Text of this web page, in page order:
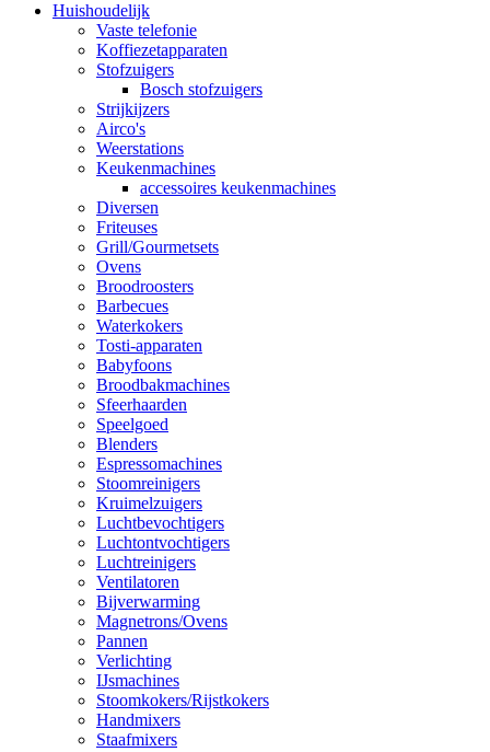
Huishoudelijk
Vaste telefonie
Koffiezetapparaten
Stofzuigers
Bosch stofzuigers
Strijkijzers
Airco's
Weerstations
Keukenmachines
accessoires keukenmachines
Diversen
Friteuses
Grill/Gourmetsets
Ovens
Broodroosters
Barbecues
Waterkokers
Tosti-apparaten
Babyfoons
Broodbakmachines
Sfeerhaarden
Speelgoed
Blenders
Espressomachines
Stoomreinigers
Kruimelzuigers
Luchtbevochtigers
Luchtontvochtigers
Luchtreinigers
Ventilatoren
Bijverwarming
Magnetrons/Ovens
Pannen
Verlichting
IJsmachines
Stoomkokers/Rijstkokers
Handmixers
Staafmixers